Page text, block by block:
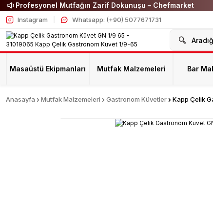
Profesyonel Mutfağın Zarif Dokunuşu – Chefmarket
Instagram Whatsapp: (+90) 5077671731
Masaüstü Ekipmanları Mutfak Malzemeleri Bar
Anasayfa Mutfak Malzemeleri Gastronom Küvetler Kapp Çelik